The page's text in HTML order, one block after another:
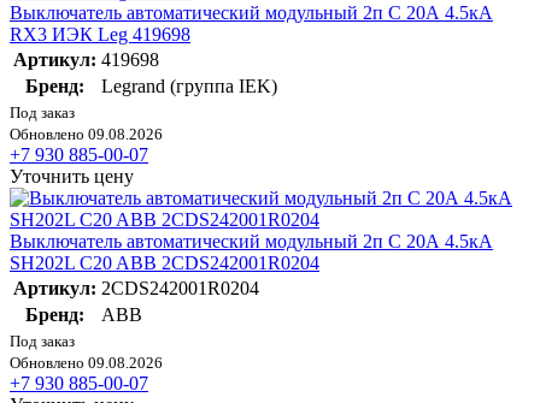
Выключатель автоматический модульный 2п C 20А 4.5кА
RX3 ИЭК Leg 419698
Артикул: 419698
Бренд:
Legrand (группа IEK)
Под заказ
Обновлено 09.08.2026
+7 930 885-00-07
Уточнить цену
Выключатель автоматический модульный 2п C 20А 4.5кА
SH202L C20 ABB 2CDS242001R0204
Артикул: 2CDS242001R0204
Бренд:
ABB
Под заказ
Обновлено 09.08.2026
+7 930 885-00-07